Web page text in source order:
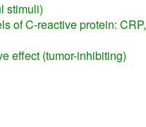
stimuli)
of C-reactive protein: CRP,
effect (tumor-inhibiting)